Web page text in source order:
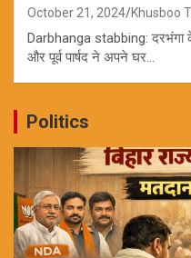
October 21, 2024 Khusboo
Darbhanga stabbing: दरभंगा
और पूर्व पार्षद ने अपने घर…
Politics